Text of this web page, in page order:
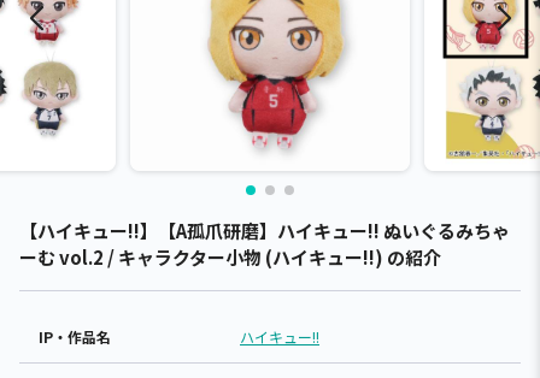
【ハイキュー!!】【A孤爪研磨】ハイキュー!! ぬいぐるみちゃ
ーむ vol.2 / キャラクター小物 (ハイキュー!!) の紹介
IP・作品名 ハイキュー!!